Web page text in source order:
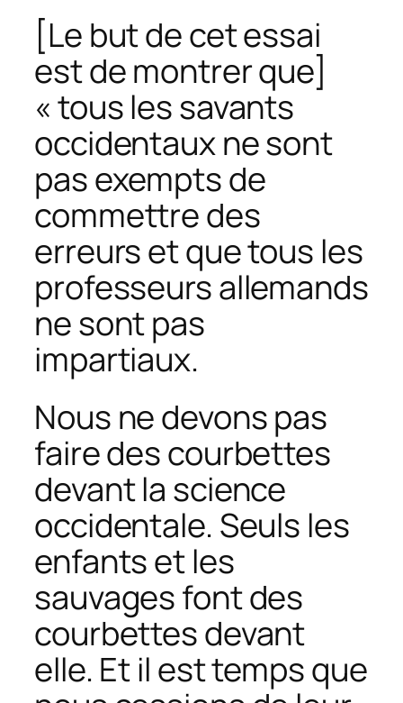
[Le but de cet essai
est de montrer que]
« tous les savants
occidentaux ne sont
pas exempts de
commettre des
erreurs et que tous les
professeurs allemands
ne sont pas
impartiaux.
Nous ne devons pas
faire des courbettes
devant la science
occidentale. Seuls les
enfants et les
sauvages font des
courbettes devant
elle. Et il est temps que